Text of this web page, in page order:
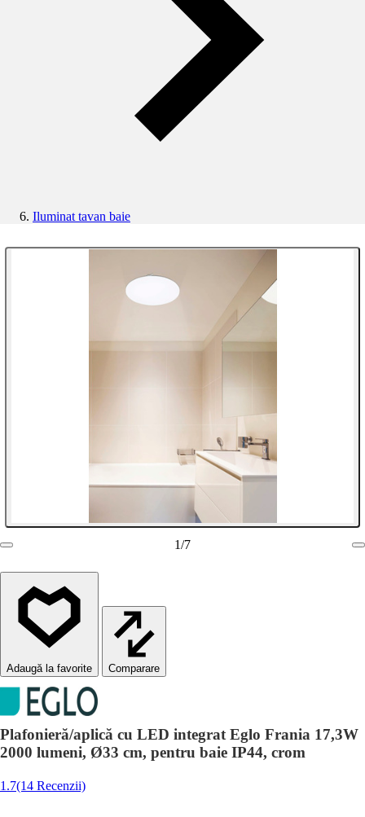
Iluminat tavan baie
1/7
Comparare
Plafonieră/aplică cu LED integrat Eglo Frania 17,3W
2000 lumeni, Ø33 cm, pentru baie IP44, crom
1.7(14 Recenzii)